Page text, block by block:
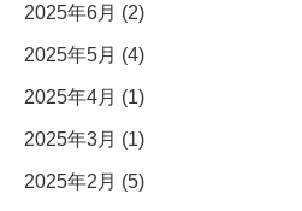
2025年6月 (2)
2025年5月 (4)
2025年4月 (1)
2025年3月 (1)
2025年2月 (5)